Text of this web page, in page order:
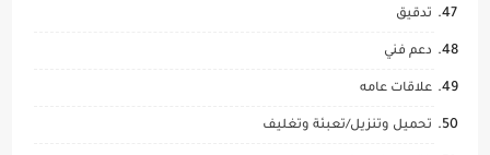
تدقيق
دعم فني
علاقات عامه
تحميل وتنزيل/تعبئة وتغليف